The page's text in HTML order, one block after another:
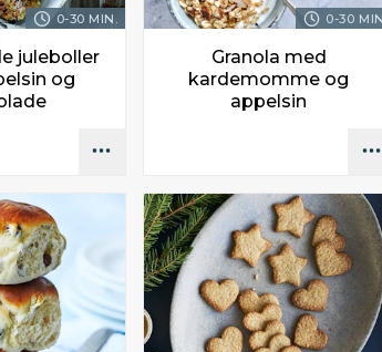
0-30 MIN.
juleboller
og
0-30
Granola med
kardemomme og
appelsin